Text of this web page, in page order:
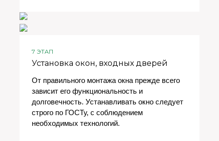
7 ЭТАП
Установка окон, входных дверей
От правильного монтажа окна прежде всего
зависит его функциональность и
долговечность. Устанавливать окно следует
строго по ГОСТу, с соблюдением
необходимых технологий.